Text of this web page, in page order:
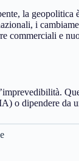
la
i
e
o dipendere da